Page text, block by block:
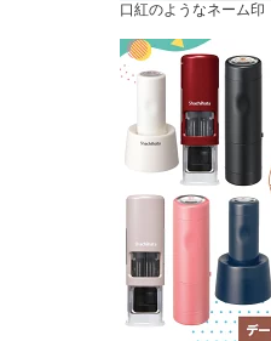
口紅のようなネーム印